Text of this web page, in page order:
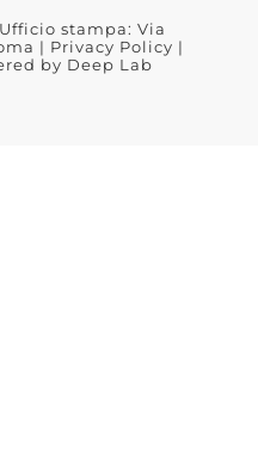
stampa: Via
| Privacy Policy |
by Deep Lab